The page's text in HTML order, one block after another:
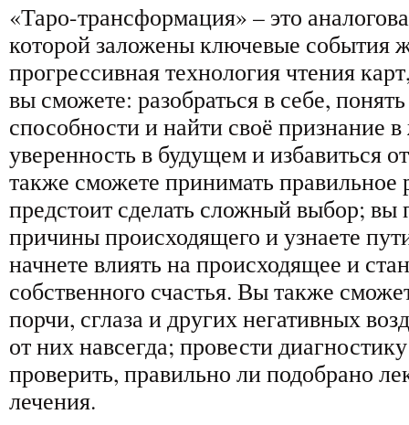
«Таро-трансформация» – это
которой заложены ключевые события
прогрессивная технология чтения
вы сможете: разобраться в себе,
способности и найти своё признание
уверенность в будущем и избавиться
также сможете принимать правильное
предстоит сделать сложный выбор; вы
причины происходящего и узнаете
начнете влиять на происходящее и
собственного счастья. Вы также
порчи, сглаза и других негативных
от них навсегда; провести
проверить, правильно ли подобрано
лечения.